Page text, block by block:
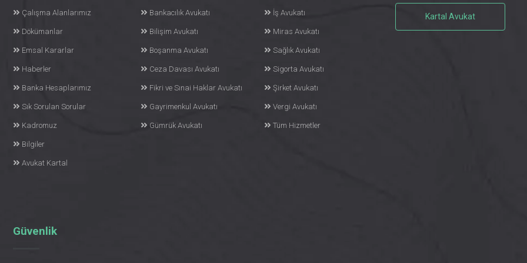
Çalışma Alanlarımız
Dökümanlar
Emsal Kararlar
Haberler
Banka Hesaplarımız
Sık Sorulan Sorular
Kadromuz
Bilgiler
Avukat Kartal
Güvenlik
Bankacılık Avukatı
Bilişim Avukatı
Boşanma Avukatı
Ceza Davası Avukatı
Fikri ve Sınai Haklar Avukatı
Gayrimenkul Avukatı
Gümrük Avukatı
İş Avukatı
Miras Avukatı
Sağlık Avukatı
Sigorta Avukatı
Şirket Avukatı
Vergi Avukatı
Tüm Hizmetler
Kartal Avukat